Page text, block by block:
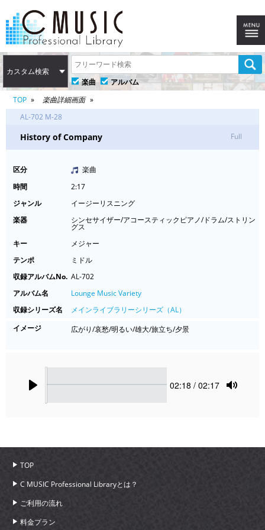
カスタム検索
楽曲
アルバム
TOP
楽曲詳細画面
AL-702 M-28
History of Company Full
区分
楽曲
時間
2:17
ジャンル
イージーリスニング
楽器
シンセサイザー/アコースティックピアノ/ドラム/ストリン
グス
キー
メジャー
テンポ
ミドル
収録アルバムNo. AL-702
アルバム名
Lounge Music Variety
収録シリーズ名
メインライブラリーシリーズ（AL）
イメージ
広がり/哀愁/明るい/雄大/旅立ち/夕景
Current
02:18 / 02:17
TOP
C MUSIC Professional Libraryとは？
ご利用の流れ
料金プラン